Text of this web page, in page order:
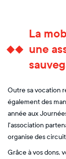
La
une
Outre sa vocation
également des
année aux
l'association
organise des
Grâce à vos dons,